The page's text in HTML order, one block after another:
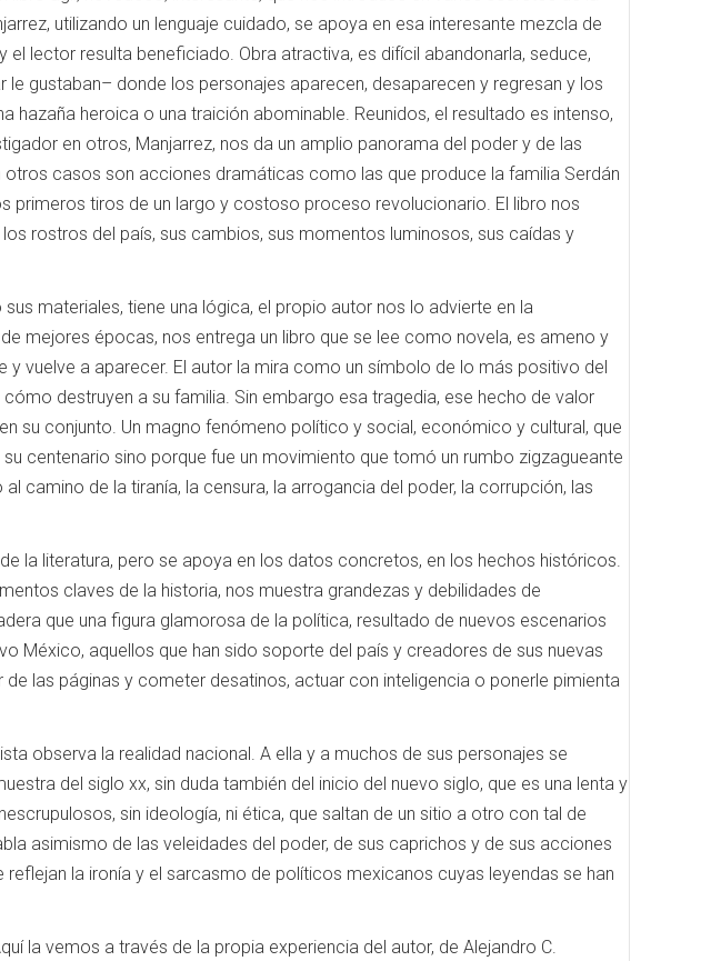
utilizando un lenguaje cuidado, se apoya en esa interesante mezcla de
lector resulta beneficiado. Obra atractiva, es difícil abandonarla, seduce,
gustaban– donde los personajes aparecen, desaparecen y regresan y los
heroica o una traición abominable. Reunidos, el resultado es intenso,
en otros, Manjarrez, nos da un amplio panorama del poder y de las
otros casos son acciones dramáticas como las que produce la familia Serdán
primeros tiros de un largo y costoso proceso revolucionario. El libro nos
rostros del país, sus cambios, sus momentos luminosos, sus caídas y
materiales, tiene una lógica, el propio autor nos lo advierte en la
mejores épocas, nos entrega un libro que se lee como novela, es ameno y
vuelve a aparecer. El autor la mira como un símbolo de lo más positivo del
destruyen a su familia. Sin embargo esa tragedia, ese hecho de valor
su conjunto. Un magno fenómeno político y social, económico y cultural, que
centenario sino porque fue un movimiento que tomó un rumbo zigzagueante
camino de la tiranía, la censura, la arrogancia del poder, la corrupción, las
la literatura, pero se apoya en los datos concretos, en los hechos históricos.
claves de la historia, nos muestra grandezas y debilidades de
que una figura glamorosa de la política, resultado de nuevos escenarios
México, aquellos que han sido soporte del país y creadores de sus nuevas
las páginas y cometer desatinos, actuar con inteligencia o ponerle pimienta
observa la realidad nacional. A ella y a muchos de sus personajes se
del siglo xx, sin duda también del inicio del nuevo siglo, que es una lenta y
sin ideología, ni ética, que saltan de un sitio a otro con tal de
asimismo de las veleidades del poder, de sus caprichos y de sus acciones
la ironía y el sarcasmo de políticos mexicanos cuyas leyendas se han
la vemos a través de la propia experiencia del autor, de Alejandro C.